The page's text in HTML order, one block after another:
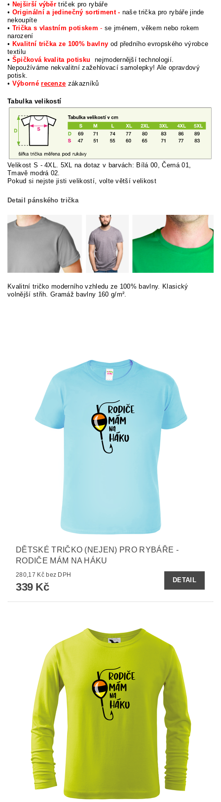
• Nejširší výběr triček pro rybáře
• Originální a jedinečný sortiment - naše trička pro rybáře jinde
nekoupíte
• Trička s vlastním potiskem- se jménem, věkem nebo rokem
narození
• Kvalitní trička ze 100% bavlny od předního evropského výrobce
textilu
• Špičková kvalita potisku
nejmodernější technologií.
Nepoužíváme nekvalitní zažehlovací samolepky! Ale opravdový
potisk.
• Výbornérecenze zákazníků
Tabulka velikostí
Velikost S - 4XL. 5XL na dotaz v barvách: Bílá 00, Černá 01,
Tmavě modrá 02.
Pokud si nejste jisti velikostí, volte větší velikost
Detail pánského trička
Kvalitní tričko moderního vzhledu ze 100% bavlny. Klasický
volnější střih. Gramáž bavlny 160 g/m².
DĚTSKÉ TRIČKO (NEJEN) PRO RYBÁŘE -
RODIČE MÁM NA HÁKU
280,17 Kč bez DPH
339 Kč
DETAIL